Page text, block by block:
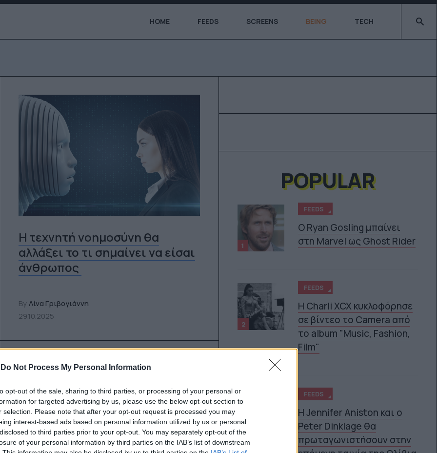
Do Not Process My Personal Information
opt-out of the sale, sharing to third parties, or processing of your personal or
for targeted advertising by us, please use the below opt-out section to
selection. Please note that after your opt-out request is processed you may
interest-based ads based on personal information utilized by us or personal
to third parties prior to your opt-out. You may separately opt-out of the
of your personal information by third parties on the IAB’s list of downstream
HOME FEEDS SCREENS BEING TECH Type
Η τεχνητή νοημοσύνη θα
αλλάξει το τι σημαίνει να είσαι
άνθρωπος
By Λίνα Γριβογιάννη
29.10.2025
POPULAR
1
FEEDS
Ο Ryan Gosling μπαίνει
στη Marvel ως Ghost Rider
2
FEEDS
H Charli XCX κυκλοφόρησε
σε βίντεο το Camera από
το album "Music, Fashion,
Film"
3
FEEDS
Η Jennifer Aniston και ο
Peter Dinklage θα
πρωταγωνιστήσουν στην